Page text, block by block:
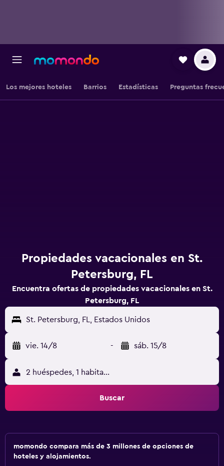
Los mejores hoteles Barrios Estadísticas Preguntas
Propiedades vacacionales en St.
Petersburg, FL
Encuentra ofertas de propiedades vacacionales en St.
Petersburg, FL
St. Petersburg, FL, Estados Unidos
vie. 14/8 - sáb. 15/8
2 huéspedes, 1 habitación
Buscar
momondo compara más de 3 millones de opciones de
hoteles y alojamientos.